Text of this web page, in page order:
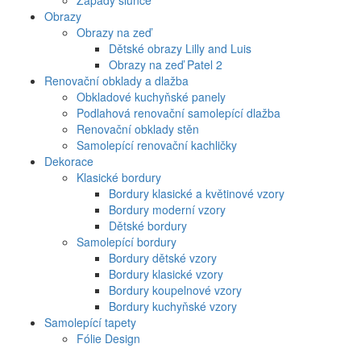
Obrazy
Obrazy na zeď
Dětské obrazy Lilly and Luis
Obrazy na zeď Patel 2
Renovační obklady a dlažba
Obkladové kuchyňské panely
Podlahová renovační samolepící dlažba
Renovační obklady stěn
Samolepící renovační kachličky
Dekorace
Klasické bordury
Bordury klasické a květinové vzory
Bordury moderní vzory
Dětské bordury
Samolepící bordury
Bordury dětské vzory
Bordury klasické vzory
Bordury koupelnové vzory
Bordury kuchyňské vzory
Samolepící tapety
Fólie Design